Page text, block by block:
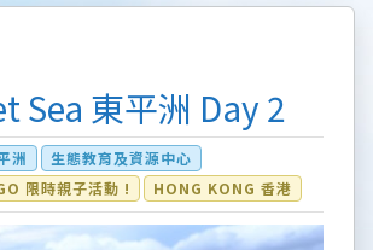
Sea 東平洲 Day 2
洲
生態教育及資源中心
限時親子活動 ! HONG KONG 香港